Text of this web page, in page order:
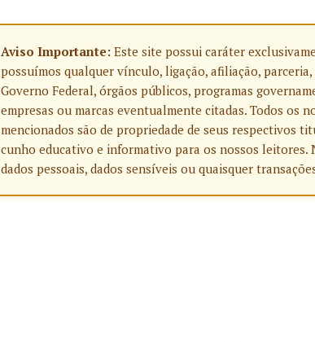
Aviso Importante: Este site possui caráter
possuímos qualquer vínculo, ligação, afiliação,
Governo Federal, órgãos públicos, programas
empresas ou marcas eventualmente citadas. Todos os
mencionados são de propriedade de seus respectivos
cunho educativo e informativo para os nossos leitores.
dados pessoais, dados sensíveis ou quaisquer